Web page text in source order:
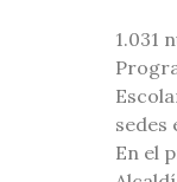
1.031
sedes
En el